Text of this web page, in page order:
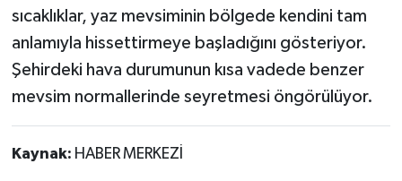
sıcaklıklar, yaz mevsiminin bölgede kendini tam
anlamıyla hissettirmeye başladığını gösteriyor.
Şehirdeki hava durumunun kısa vadede benzer
mevsim normallerinde seyretmesi öngörülüyor.
Kaynak: HABER MERKEZİ